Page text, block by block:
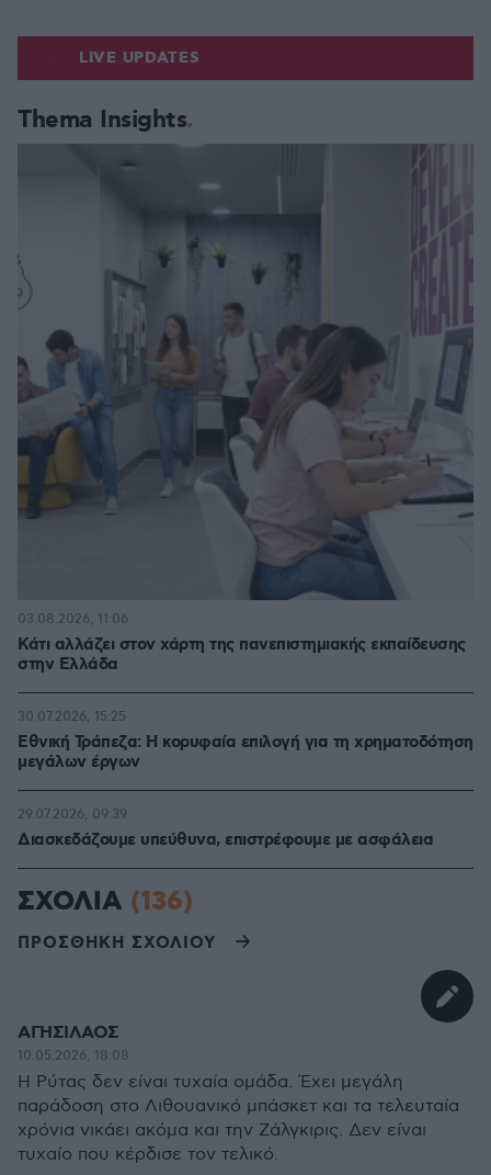
LIVE UPDATES
Thema Insights
Κάτι αλλάζει στον χάρτη της πανεπιστημιακής εκπαίδευσης
στην Ελλάδα
03.08.2026, 11:06
Εθνική Τράπεζα: Η κορυφαία επιλογή για τη χρηματοδότηση
μεγάλων έργων
30.07.2026, 15:25
Διασκεδάζουμε υπεύθυνα, επιστρέφουμε με ασφάλεια
29.07.2026, 09:39
ΣΧΟΛΙΑ (136)
ΠΡΟΣΘΗΚΗ ΣΧΟΛΙΟΥ
ΑΓΗΣΙΛΑΟΣ
10.05.2026, 18:08
Η Ρύτας δεν είναι τυχαία ομάδα. Έχει μεγάλη
παράδοση στο Λιθουανικό μπάσκετ και τα τελευταία
χρόνια νικάει ακόμα και την Ζάλγκιρις. Δεν είναι
τυχαίο που κέρδισε τον τελικό.